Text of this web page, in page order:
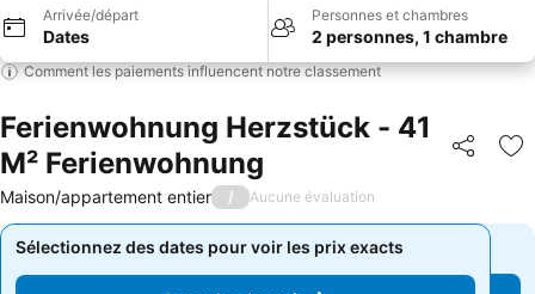
Arrivée/départ
Dates
Personnes et chambres
2 personnes, 1 chambre
Comment les paiements influencent notre classement
Ferienwohnung Herzstück - 41
M² Ferienwohnung
Partager
Maison/appartement entier / Aucune évaluation
Sélectionnez des dates pour voir les prix exacts
Sélectionnez des dates pour voir les prix exacts